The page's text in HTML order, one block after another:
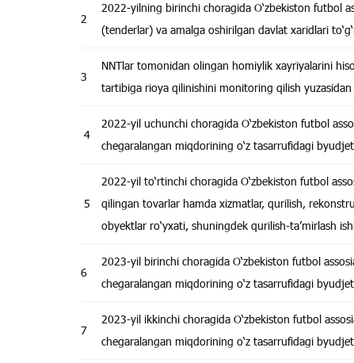
2
2022-yilning birinchi choragida O‘zbekiston futbol
(tenderlar) va amalga oshirilgan davlat xaridlari
3
NNTlar tomonidan olingan homiylik xayriyalarini
tartibiga rioya qilinishini monitoring qilish yuzasidan
4
2022-yil uchunchi choragida O‘zbekiston futbol
chegaralangan miqdorining o‘z tasarrufidagi
5
2022-yil to‘rtinchi choragida O‘zbekiston futbol
qilingan tovarlar hamda xizmatlar, qurilish,
obyektlar ro‘yxati, shuningdek qurilish-ta’mirlash
6
2023-yil birinchi choragida O‘zbekiston futbol
chegaralangan miqdorining o‘z tasarrufidagi
7
2023-yil ikkinchi choragida O‘zbekiston futbol
chegaralangan miqdorining o‘z tasarrufidagi